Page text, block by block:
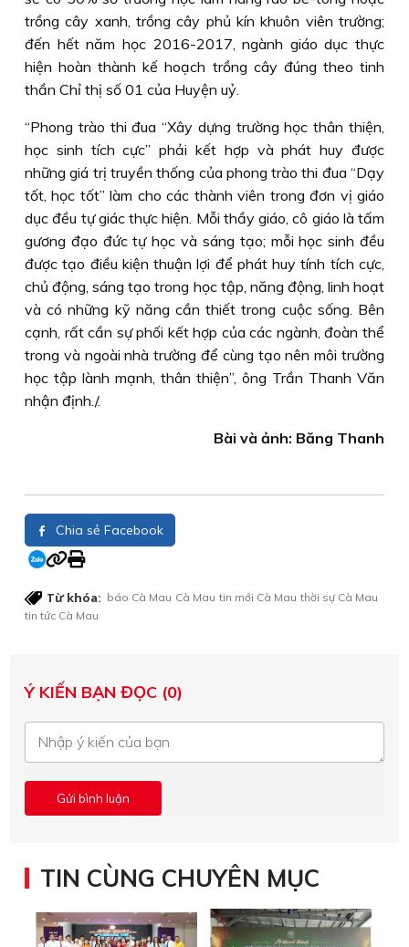
trồng cây xanh, trồng cây phủ kín khuôn viên trường;
đến hết năm học 2016-2017, ngành giáo dục thực
hiện hoàn thành kế hoạch trồng cây đúng theo tinh
thần Chỉ thị số 01 của Huyện uỷ.
“Phong trào thi đua “Xây dựng trường học thân thiện,
học sinh tích cực” phải kết hợp và phát huy được
những giá trị truyền thống của phong trào thi đua “Dạy
tốt, học tốt” làm cho các thành viên trong đơn vị giáo
dục đều tự giác thực hiện. Mỗi thầy giáo, cô giáo là tấm
gương đạo đức tự học và sáng tạo; mỗi học sinh đều
được tạo điều kiện thuận lợi để phát huy tính tích cực,
chủ động, sáng tạo trong học tập, năng động, linh hoạt
và có những kỹ năng cần thiết trong cuộc sống. Bên
cạnh, rất cần sự phối kết hợp của các ngành, đoàn thể
trong và ngoài nhà trường để cùng tạo nên môi trường
học tập lành mạnh, thân thiện”, ông Trần Thanh Văn
nhận định./.
Bài và ảnh: Băng Thanh
Chia sẻ Facebook
Từ khóa: báo Cà Mau Cà Mau tin mới Cà Mau thời sự Cà Mau
tin tức Cà Mau
Ý KIẾN BẠN ĐỌC (0)
TIN CÙNG CHUYÊN MỤC